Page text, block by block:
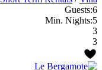
Guests:6
Min. Nights:5
3
3